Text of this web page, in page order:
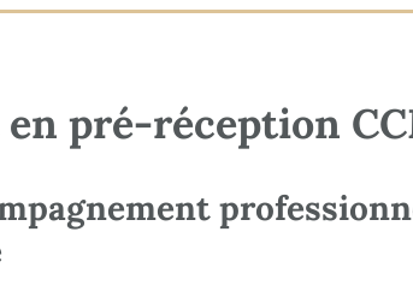
pré-réception